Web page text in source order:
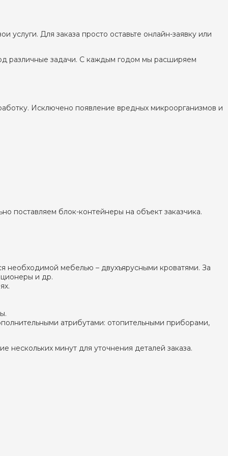
Для заказа просто оставьте онлайн-заявку или
различные задачи. С каждым годом мы расширяем
Исключено появление вредных микроорганизмов и
поставляем блок-контейнеры на объект заказчика.
необходимой мебелью – двухъярусными кроватями. За
и др.
атрибутами: отопительными приборами,
нескольких минут для уточнения деталей заказа.